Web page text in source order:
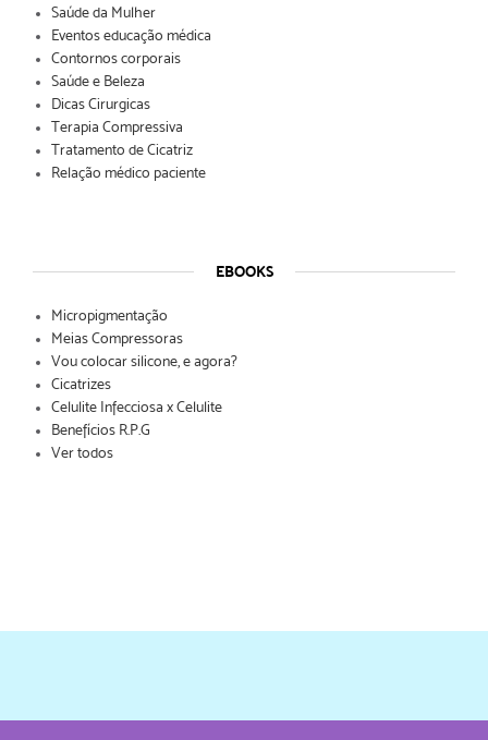
Saúde da Mulher
Eventos educação médica
Contornos corporais
Saúde e Beleza
Dicas Cirurgicas
Terapia Compressiva
Tratamento de Cicatriz
Relação médico paciente
EBOOKS
Micropigmentação
Meias Compressoras
Vou colocar silicone, e agora?
Cicatrizes
Celulite Infecciosa x Celulite
Benefícios R.P.G
Ver todos